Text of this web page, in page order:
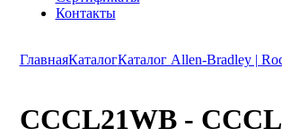
Контакты
ГлавнаяКаталогКаталог Allen-Bradley |
CCCL21WB -